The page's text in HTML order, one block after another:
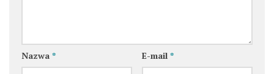
Nazwa * E-mail *